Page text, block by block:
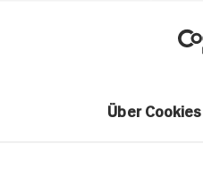
Über Cookies